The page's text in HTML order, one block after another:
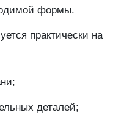
формы.
практически на
деталей;